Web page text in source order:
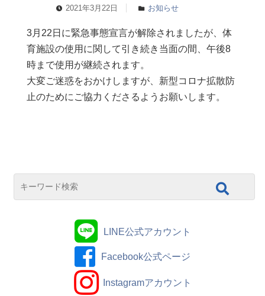
2021年3月22日 お知らせ
3月22日に緊急事態宣言が解除されましたが、体
育施設の使用に関して引き続き当面の間、午後8
時まで使用が継続されます。
大変ご迷惑をおかけしますが、新型コロナ拡散防
止のためにご協力くださるようお願いします。
LINE公式アカウント
Facebook公式ページ
Instagramアカウント